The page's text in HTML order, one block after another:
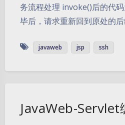
务流程处理 invoke()后的代
毕后，请求重新回到原处的
javaweb jsp ssh
JavaWeb-Servlet